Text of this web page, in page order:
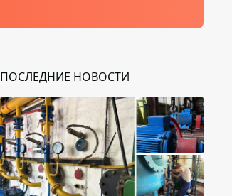
ПОСЛЕДНИЕ НОВОСТИ